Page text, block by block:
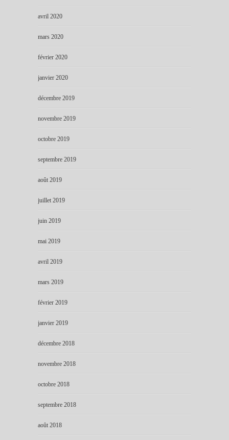
avril 2020
mars 2020
février 2020
janvier 2020
décembre 2019
novembre 2019
octobre 2019
septembre 2019
août 2019
juillet 2019
juin 2019
mai 2019
avril 2019
mars 2019
février 2019
janvier 2019
décembre 2018
novembre 2018
octobre 2018
septembre 2018
août 2018